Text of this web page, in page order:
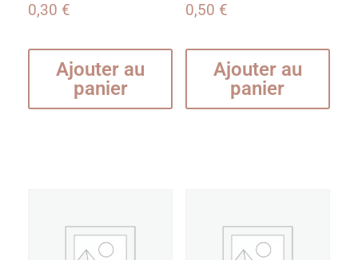
0,30 €
Ajouter au
panier
0,50 €
Ajouter au
panier